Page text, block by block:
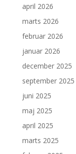
april 2026
marts 2026
februar 2026
januar 2026
december 2025
september 2025
juni 2025
maj 2025
april 2025
marts 2025